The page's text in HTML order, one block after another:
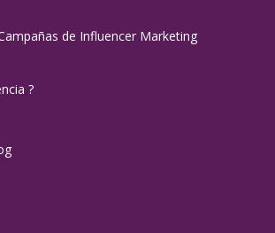
de Influencer Marketing
?